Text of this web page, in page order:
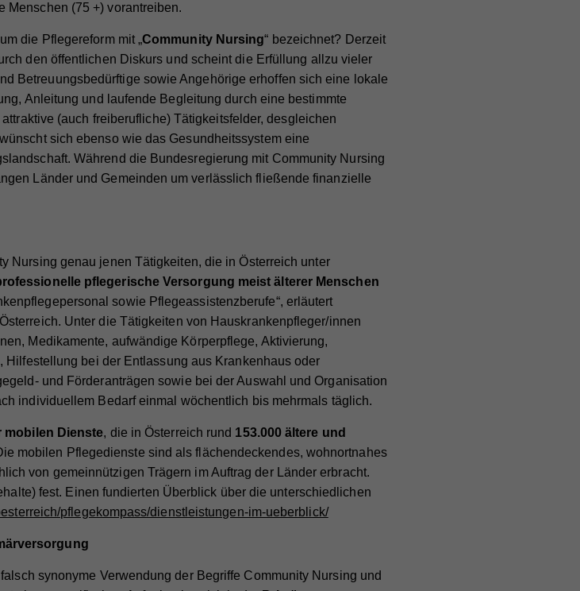
Menschen (75 +) vorantreiben.
die Pflegereform mit „Community Nursing“ bezeichnet? Derzeit
den öffentlichen Diskurs und scheint die Erfüllung allzu vieler
Betreuungsbedürftige sowie Angehörige erhoffen sich eine lokale
Anleitung und laufende Begleitung durch eine bestimmte
(auch freiberufliche) Tätigkeitsfelder, desgleichen
sich ebenso wie das Gesundheitssystem eine
Während die Bundesregierung mit Community Nursing
Länder und Gemeinden um verlässlich fließende finanzielle
Nursing genau jenen Tätigkeiten, die in Österreich unter
pflegerische Versorgung meist älterer Menschen
sowie Pflegeassistenzberufe“, erläutert
Unter die Tätigkeiten von Hauskrankenpfleger/innen
Medikamente, aufwändige Körperpflege, Aktivierung,
bei der Entlassung aus Krankenhaus oder
und Förderanträgen sowie bei der Auswahl und Organisation
individuellem Bedarf einmal wöchentlich bis mehrmals täglich.
mobilen Dienste, die in Österreich rund 153.000 ältere und
mobilen Pflegedienste sind als flächendeckendes, wohnortnahes
von gemeinnützigen Trägern im Auftrag der Länder erbracht.
fest. Einen fundierten Überblick über die unterschiedlichen
pflegekompass/dienstleistungen-im-ueberblick/
synonyme Verwendung der Begriffe Community Nursing und